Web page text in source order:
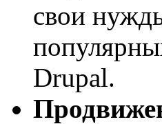
свои
Drupal.